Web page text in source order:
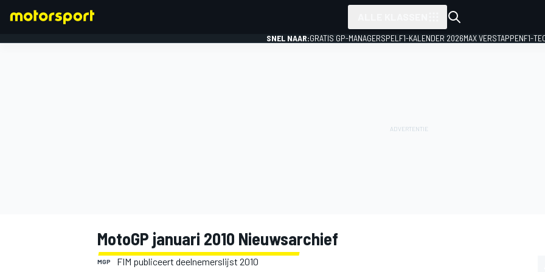
SNEL NAAR:GRATIS GP-MANAGERSPEL F1-KALENDER 2026MAX VERSTAPPENF1-
MotoGP januari 2010 Nieuwsarchief
MGP FIM publiceert deelnemerslijst 2010